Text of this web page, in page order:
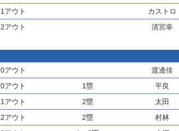
1アウト
カストロ
2アウト
清宮幸
0アウト
渡邊佳
0アウト
1塁 平良
1アウト
2塁 太田
2アウト
2塁 村林